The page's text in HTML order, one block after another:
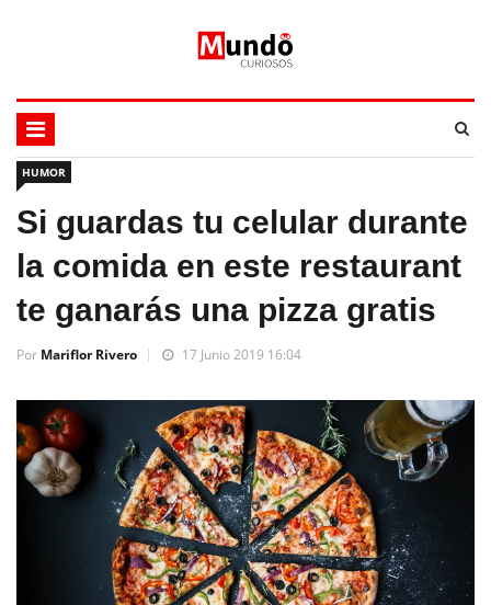
HUMOR
Si guardas tu celular durante
la comida en este restaurant
te ganarás una pizza gratis
Por Mariflor Rivero 17 Junio 2019 16:04